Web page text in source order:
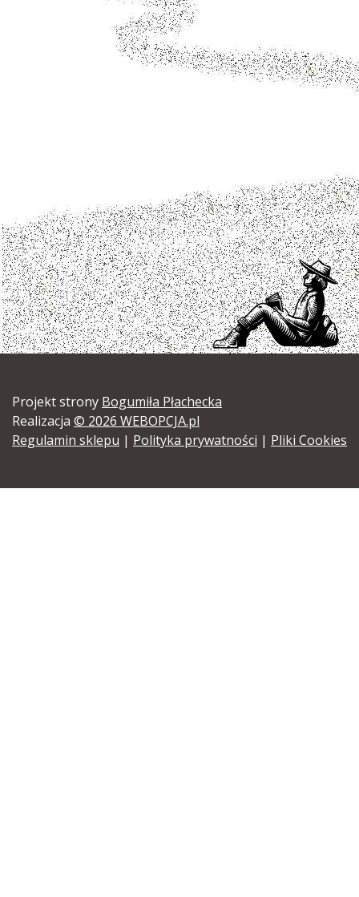
Projekt strony Bogumiła Płachecka
Realizacja © 2026 WEBOPCJA.pl
Regulamin sklepu | Polityka prywatności | Pliki Cookies